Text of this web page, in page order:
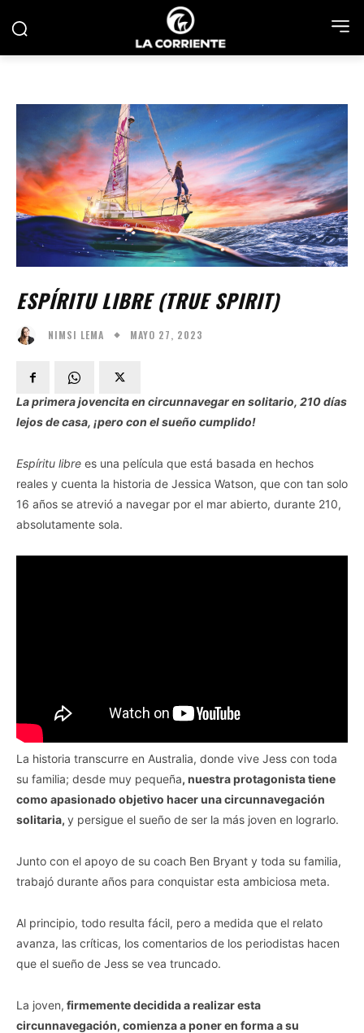
ESPÍRITU LIBRE (TRUE SPIRIT)
NIMSI LEMA MAYO 27, 2023
La primera jovencita en circunnavegar en solitario, 210 días
lejos de casa, ¡pero con el sueño cumplido!
Espíritu libre es una película que está basada en hechos
reales y cuenta la historia de Jessica Watson, que con tan solo
16 años se atrevió a navegar por el mar abierto, durante 210,
absolutamente sola.
La historia transcurre en Australia, donde vive Jess con toda
su familia; desde muy pequeña, nuestra protagonista tiene
como apasionado objetivo hacer una circunnavegación
solitaria, y persigue el sueño de ser la más joven en lograrlo.
Junto con el apoyo de su coach Ben Bryant y toda su familia,
trabajó durante años para conquistar esta ambiciosa meta.
Al principio, todo resulta fácil, pero a medida que el relato
avanza, las críticas, los comentarios de los periodistas hacen
que el sueño de Jess se vea truncado.
La joven, firmemente decidida a realizar esta
circunnavegación, comienza a poner en forma a su